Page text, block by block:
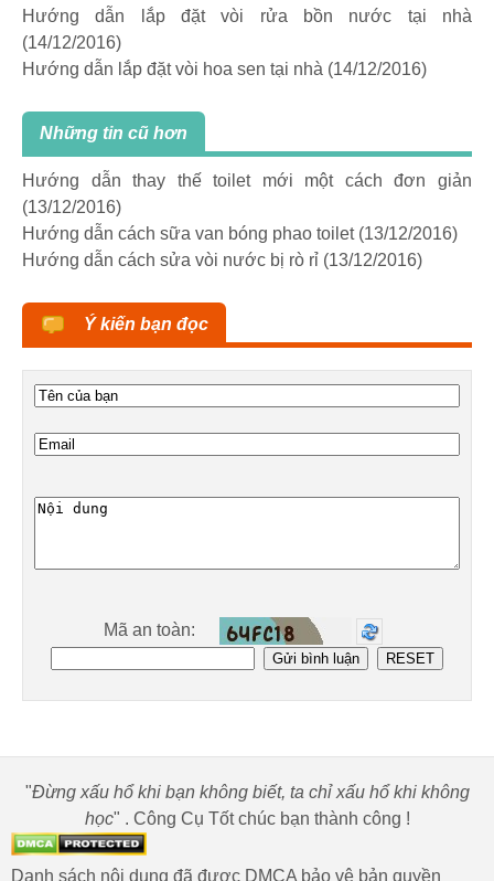
Hướng dẫn lắp đặt vòi rửa bồn nước tại nhà
(14/12/2016)
Hướng dẫn lắp đặt vòi hoa sen tại nhà (14/12/2016)
Những tin cũ hơn
Hướng dẫn thay thế toilet mới một cách đơn giản
(13/12/2016)
Hướng dẫn cách sữa van bóng phao toilet (13/12/2016)
Hướng dẫn cách sửa vòi nước bị rò rỉ (13/12/2016)
Ý kiến bạn đọc
Mã an toàn:
"Đừng xấu hổ khi bạn không biết, ta chỉ xấu hổ khi không
học" . Công Cụ Tốt chúc bạn thành công !
Danh sách nội dung đã được DMCA bảo vệ bản quyền